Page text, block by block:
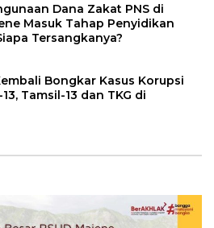
Dana Zakat PNS di
Masuk Tahap Penyidikan
Tersangkanya?
Bongkar Kasus Korupsi
Tamsil-13 dan TKG di